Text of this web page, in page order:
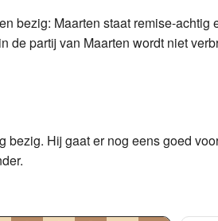
En
bezig: Maarten staat remise-
de partij van Maarten wordt niet
bezig. Hij gaat er nog eens goed